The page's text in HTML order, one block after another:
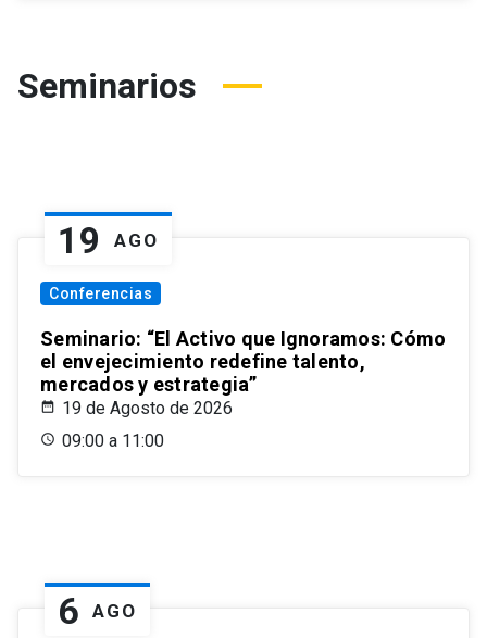
Seminarios
19 AGO
Conferencias
Seminario: “El Activo que Ignoramos: Cómo
el envejecimiento redefine talento,
mercados y estrategia”
19 de Agosto de 2026
09:00 a 11:00
6 AGO